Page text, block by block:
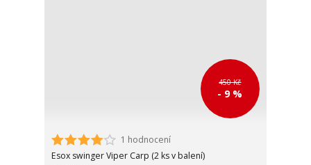
450 Kč
- 9 %
1 hodnocení
Esox swinger Viper Carp (2 ks v balení)